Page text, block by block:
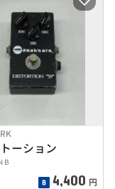
ーション
B
4,400 円